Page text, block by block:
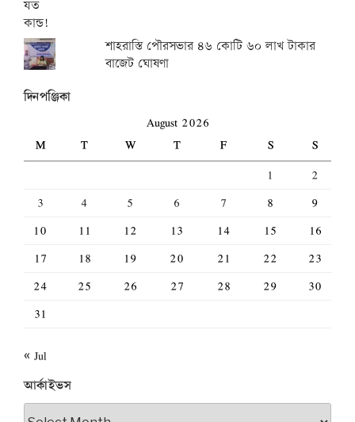
শাহরাস্তি পৌরসভার ৪৬ কোটি ৬০ লাখ টাকার
বাজেট ঘোষণা
দিনপঞ্জিকা
August 2026
M
T W T F S
S
1
2
3
4 5 6 7 8
9
10
11 12 13 14 15
16
17
18 19 20 21 22
23
24
25 26 27 28 29
30
31
« Jul
আর্কাইভস
আর্কাইভস